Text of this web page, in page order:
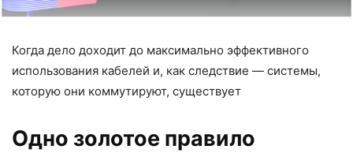
Когда дело доходит до максимально эффективного
использования кабелей и, как следствие — системы,
которую они коммутируют, существует
Одно золотое правило